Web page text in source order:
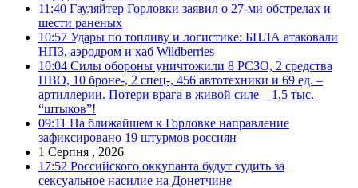
11:40 Гауляйтер Горловки заявил о 27-ми обстрелах и
шести раненых
10:57 Удары по топливу и логистике: БПЛА атаковали
НПЗ, аэродром и хаб Wildberries
10:04 Силы обороны уничтожили 8 РСЗО, 2 средства
ПВО, 10 броне-, 2 спец-, 456 автотехники и 69 ед. –
артиллерии. Потери врага в живой силе – 1,5 тыс.
“штыков”!
09:11 На ближайшем к Горловке направление
зафиксировано 19 штурмов россиян
1 Серпня , 2026
17:52 Российского оккупанта будут судить за
сексуальное насилие на Донетчине